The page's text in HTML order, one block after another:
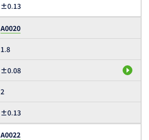
±0.13
A0020
1.8
±0.08
2
±0.13
A0022